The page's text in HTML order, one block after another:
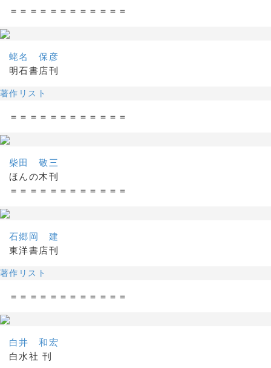
＝＝＝＝＝＝＝＝＝＝＝＝
蛯名 保彦
明石書店刊
著作リスト
＝＝＝＝＝＝＝＝＝＝＝＝
柴田 敬三
ほんの木刊
＝＝＝＝＝＝＝＝＝＝＝＝
石郷岡 建
東洋書店刊
著作リスト
＝＝＝＝＝＝＝＝＝＝＝＝
白井 和宏
白水社 刊